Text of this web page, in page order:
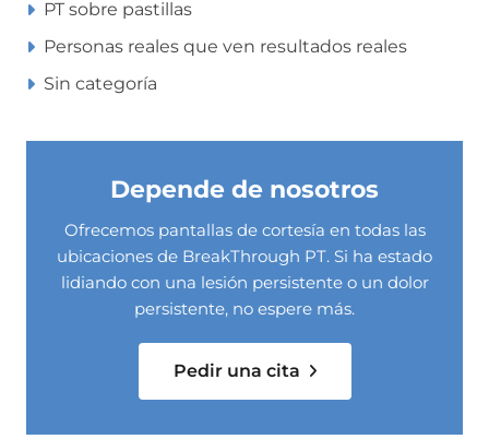
PT sobre pastillas
Personas reales que ven resultados reales
Sin categoría
Depende de nosotros
Ofrecemos pantallas de cortesía en todas las
ubicaciones de BreakThrough PT. Si ha estado
lidiando con una lesión persistente o un dolor
persistente, no espere más.
Pedir una cita